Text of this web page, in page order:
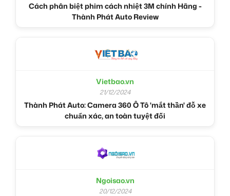
Cách phân biệt phim cách nhiệt 3M chính Hãng -
Thành Phát Auto Review
Vietbao.vn
21/12/2024
Thành Phát Auto: Camera 360 Ô Tô 'mắt thần' đỗ xe
chuẩn xác, an toàn tuyệt đối
Ngoisao.vn
20/12/2024